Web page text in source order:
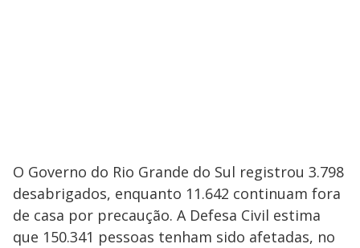
O Governo do Rio Grande do Sul registrou 3.798
desabrigados, enquanto 11.642 continuam fora
de casa por precaução. A Defesa Civil estima
que 150.341 pessoas tenham sido afetadas, no